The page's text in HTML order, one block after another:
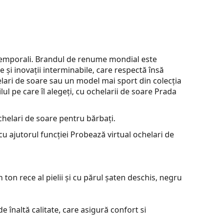
Brandul de renume mondial este
inovații interminabile, care respectă însă
de soare sau un model mai sport din colecția
pe care îl alegeți, cu ochelarii de soare Prada
de soare pentru bărbați.
ajutorul funcției Probează virtual ochelari de
rece al pielii și cu părul șaten deschis, negru
înaltă calitate, care asigură confort si